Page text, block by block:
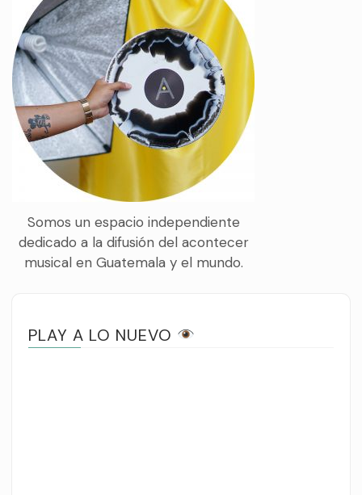
Somos un espacio independiente
dedicado a la difusión del acontecer
musical en Guatemala y el mundo.
PLAY A LO NUEVO